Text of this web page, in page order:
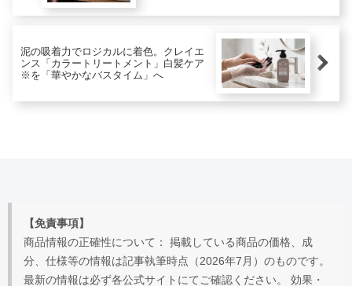
泥の吸着力でロジカルに着色。クレイエ
ンス「カラートリートメント」白髪ケア
※を「華やかなバスタイム」へ
【免責事項】
商品情報の正確性について： 掲載している商品の価格、成
分、仕様等の情報は記事執筆時点（2026年7月）のものです。
最新の情報は必ず各公式サイトにてご確認ください。 効果・